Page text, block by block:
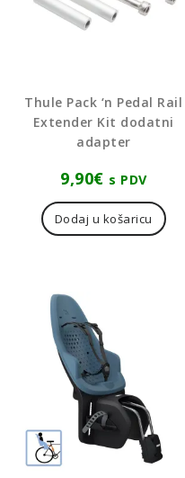
Thule Pack ‘n Pedal Rail
Extender Kit dodatni
adapter
9,90€ s PDV
Dodaj u košaricu